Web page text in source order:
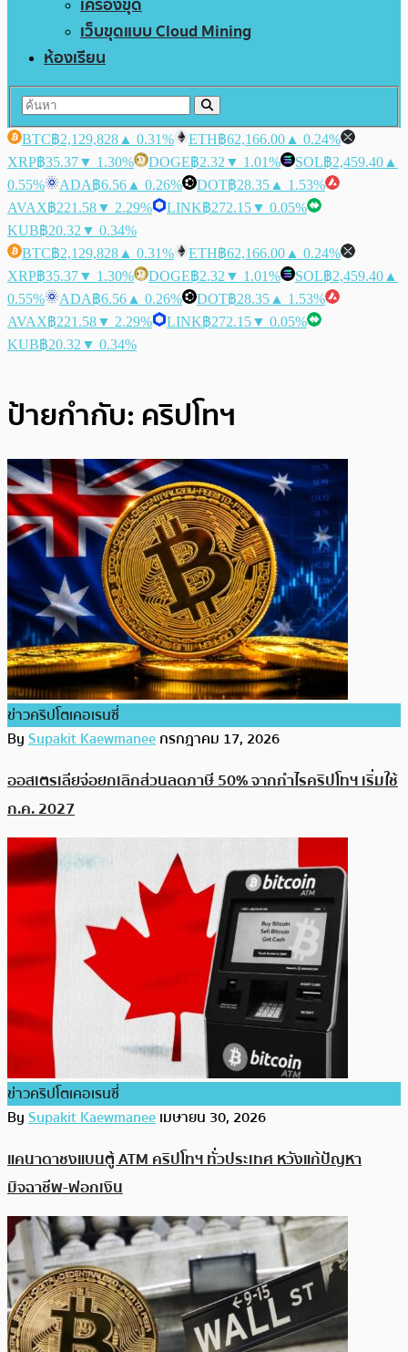
เว็บขุดแบบ Cloud Mining
ห้องเรียน
BTC฿2,129,828 ▲ 0.31% ETH฿62,166.00 ▲ 0.24%
XRP฿35.37▼ 1.30% DOGE฿2.32 ▼ 1.01% SOL฿2,459.40 ▲
0.55%
ADA฿6.56 ▲ 0.26% DOT฿28.35 ▲ 1.53%
AVAX฿221.58▼ 2.29% LINK฿272.15▼ 0.05%
KUB฿20.32 ▼ 0.34%
BTC฿2,129,828 ▲ 0.31% ETH฿62,166.00 ▲ 0.24%
XRP฿35.37▼ 1.30% DOGE฿2.32 ▼ 1.01% SOL฿2,459.40 ▲
0.55%
ADA฿6.56 ▲ 0.26% DOT฿28.35 ▲ 1.53%
AVAX฿221.58▼ 2.29% LINK฿272.15▼ 0.05%
KUB฿20.32 ▼ 0.34%
ป้ายกำกับ: คริปโทฯ
ข่าวคริปโตเคอเรนซี่
BySupakit Kaewmaneeกรกฎาคม 17, 2026
ออสเตรเลียจ่อยกเลิกส่วนลดภาษี 50% จากกำไรคริปโทฯ เริ่มใช้
ก.ค. 2027
ข่าวคริปโตเคอเรนซี่
BySupakit Kaewmaneeเมษายน 30, 2026
แคนาดาชงแบนตู้ ATM คริปโทฯ ทั่วประเทศ หวังแก้ปัญหา
มิจฉาชีพ-ฟอกเงิน